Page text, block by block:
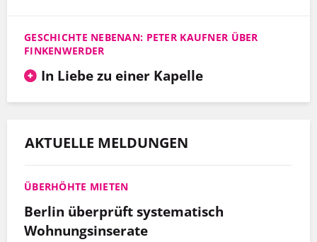
GESCHICHTE NEBENAN: PETER KAUFNER ÜBER
FINKENWERDER
In Liebe zu einer Kapelle
AKTUELLE MELDUNGEN
ÜBERHÖHTE MIETEN
Berlin überprüft systematisch
Wohnungsinserate